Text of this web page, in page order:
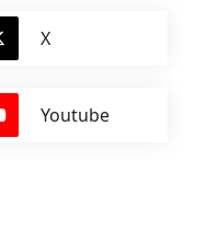
X
Youtube